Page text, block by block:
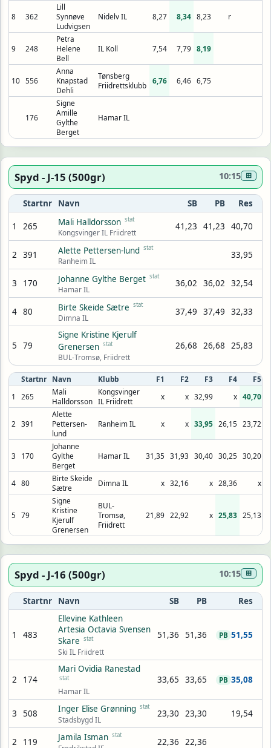
8 362
Lill
Synnøve
Ludvigsen
Nidelv IL 8,27 8,34 8,23 r
9 248
Petra
Helene
Bell
IL Koll 7,54 7,79 8,19
10 556
Anna
Knapstad
Dehli
Tønsberg
Friidrettsklubb
6,76 6,46 6,75
176
Signe
Amille
Gylthe
Berget
Hamar IL
Spyd - J-15 (500gr) 10:15 ⊞
Startnr Navn SB PB Res
1 265 Mali Halldorsson stat
Kongsvinger IL Friidrett
41,23 41,23 40,70
2 391 Alette Pettersen-lund stat
Ranheim IL
33,95
3 170 Johanne Gylthe Berget stat
Hamar IL
36,02 36,02 32,54
4 80 Birte Skeide Sætre stat
Dimna IL
37,49 37,49 32,33
5 79
Signe Kristine Kjerulf
Grenersen stat
BUL-Tromsø, Friidrett
26,68 26,68 25,83
Startnr Navn Klubb F1 F2 F3 F4
F5
1
265
Mali
Halldorsson
Kongsvinger
IL Friidrett
x x 32,99 x 40,70
2 391
Alette
Pettersen-
lund
Ranheim IL x x 33,95 26,15 23,72
3 170
Johanne
Gylthe
Berget
Hamar IL 31,35 31,93 30,40 30,25 30,20
4 80
Birte Skeide
Sætre
Dimna IL x 32,16 x 28,36 x
5 79
Signe
Kristine
Kjerulf
Grenersen
BUL-
Tromsø,
Friidrett
21,89 22,92 x 25,83 25,13
Spyd - J-16 (500gr) 10:15 ⊞
Startnr Navn SB PB Res
1 483
Ellevine Kathleen
Artesia Octavia Svensen
Skare stat
Ski IL Friidrett
51,36 51,36 51,55
PB
2 174
Mari Ovidia Ranestad
stat
Hamar IL
33,65 33,65 35,08
PB
3 508 Inger Elise Grønning stat
Stadsbygd IL
23,30 23,30 19,54
2 119 Jamila Isman stat
22,36 22,36